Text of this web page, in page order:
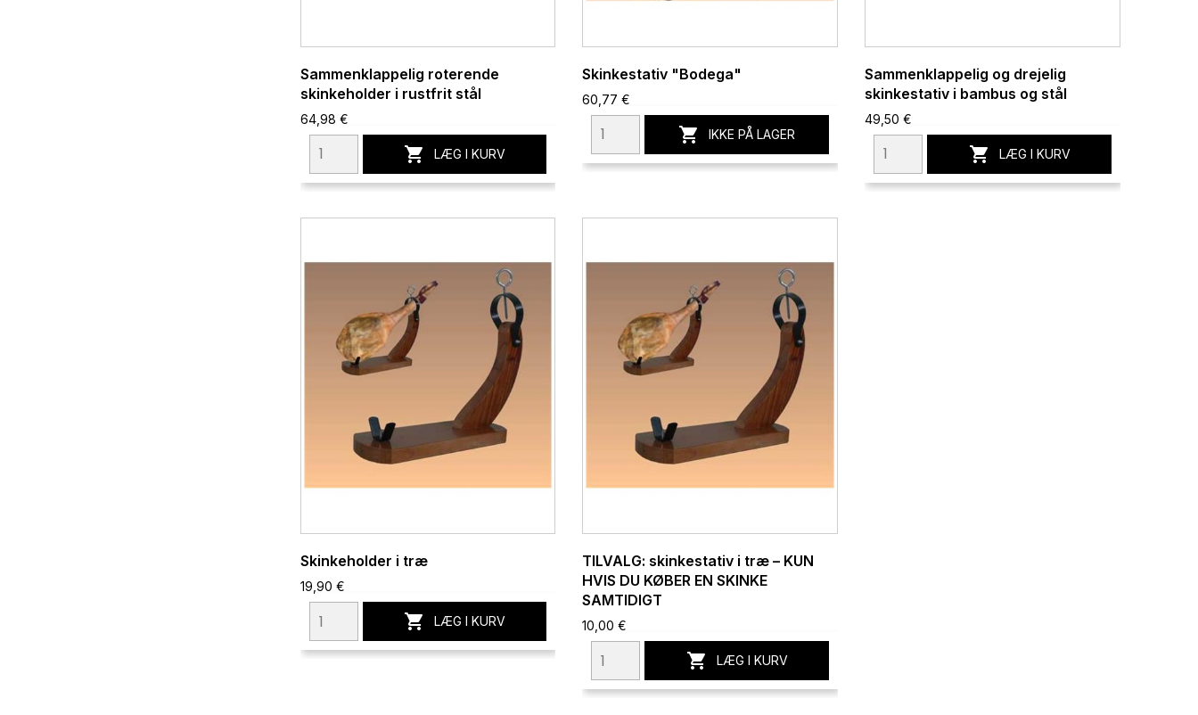
Sammenklappelig roterende
skinkeholder i rustfrit stål
64,98 €
 LÆG I KURV
Skinkestativ "Bodega"
60,77 €
 IKKE PÅ LAGER
Sammenklappelig og drejelig
skinkestativ i bambus og stål
49,50 €
 LÆG I KURV
Skinkeholder i træ
19,90 €
 LÆG I KURV
TILVALG: skinkestativ i træ – KUN
HVIS DU KØBER EN SKINKE
SAMTIDIGT
10,00 €
 LÆG I KURV